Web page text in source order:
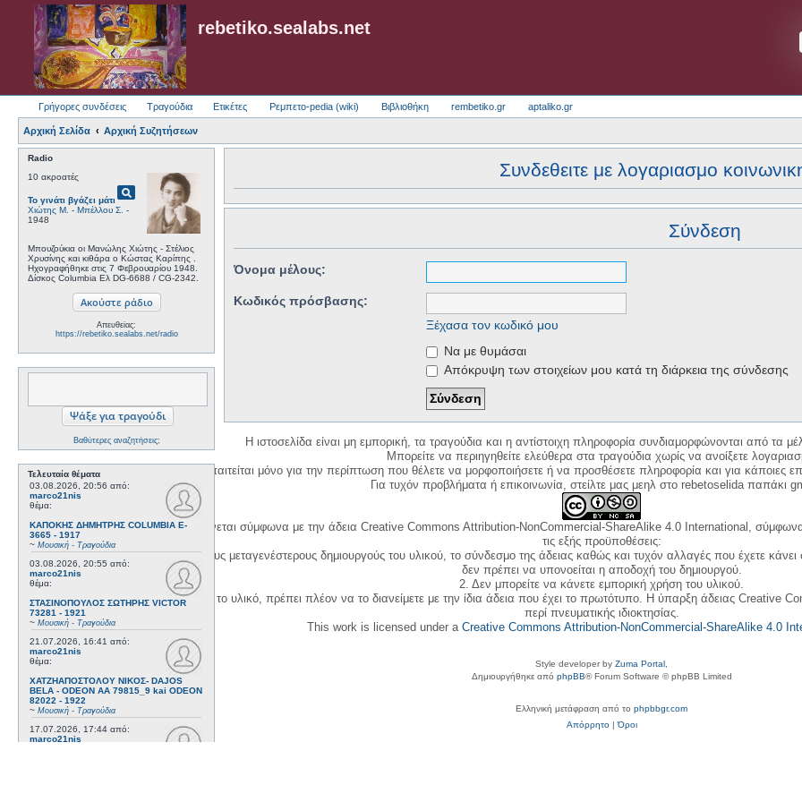
rebetiko.sealabs.net
Γρήγορες συνδέσεις Τραγούδια Ετικέτες Ρεμπετο-pedia (wiki) Βιβλιοθήκη rembetiko.gr aptaliko.gr
Αρχική Σελίδα Αρχική Συζητήσεων
Radio
10 ακροατές
Το γινάτι βγάζει μάτι pageview
Χιώτης Μ. - Μπέλλου Σ. -
1948
Μπουζούκια οι Μανώλης Χιώτης - Στέλιος
Χρυσίνης και κιθάρα ο Κώστας Καρίπης .
Ηχογραφήθηκε στις 7 Φεβρουαρίου 1948.
Δίσκος Columbia Ελ DG-6688 / CG-2342.
Απευθείας:
https://rebetiko.sealabs.net/radio
Βαθύτερες αναζητήσεις;
Τελευταία θέματα
03.08.2026, 20:56 από:
marco21nis
θέμα:
ΚΑΠΟΚΗΣ ΔΗΜΗΤΡΗΣ COLUMBIA E-
3665 - 1917
~ Μουσική - Τραγούδια
03.08.2026, 20:55 από:
marco21nis
θέμα:
ΣΤΑΣΙΝΟΠΟΥΛΟΣ ΣΩΤΗΡΗΣ VICTOR
73281 - 1921
~ Μουσική - Τραγούδια
21.07.2026, 16:41 από:
marco21nis
θέμα:
ΧΑΤΖΗΑΠΟΣΤΟΛΟΥ ΝΙΚΟΣ- DAJOS
BELA - ODEON AA 79815_9 kai ODEON
82022 - 1922
~ Μουσική - Τραγούδια
17.07.2026, 17:44 από:
marco21nis
Συνδεθειτε με λογαριασμο
Σύνδεση
Όνομα μέλους:
Κωδικός πρόσβασης:
Ξέχασα τον κωδικό μου
Να με θυμάσαι
Απόκρυψη των στοιχείων μου κατά τη διάρκεια της σύνδεσης
Η ιστοσελίδα είναι μη εμπορική, τα τραγούδια και η αντίστοιχη πληροφορία συνδιαμορφώνονται από τα
Μπορείτε να περιηγηθείτε ελεύθερα στα τραγούδια χωρίς να ανοίξετε
Η δημιουργία λογαριασμού απαιτείται μόνο για την περίπτωση που θέλετε να μορφοποιήσετε ή να προσθέσετε πληροφορία και για κάποιες
Για τυχόν προβλήματα ή επικοινωνία, στείλτε μας μεηλ στο rebetoselida παπάκι
Η χρήση του υλικού της σελίδας γίνεται σύμφωνα με την άδεια Creative Commons Attribution-NonCommercial-ShareAlike 4.0 International, σύμφωνα
τις εξής προϋποθέσεις:
1. Να αναφέρετε τον αρχικό και τους μεταγενέστερους δημιουργούς του υλικού, το σύνδεσμο της άδειας καθώς και τυχόν αλλαγές που έχετε
δεν πρέπει να υπονοείται η αποδοχή του δημιουργού.
2. Δεν μπορείτε να κάνετε εμπορική χρήση του υλικού.
3. Αν διασκευάσετε με κάθε τρόπο το υλικό, πρέπει πλέον να το διανείμετε με την ίδια άδεια που έχει το πρωτότυπο. Η ύπαρξη άδειας Creative
περί πνευματικής ιδιοκτησίας.
This work is licensed under a Creative Commons Attribution-NonCommercial-ShareAlike 4.0
Style developer by Zuma Portal
Δημιουργήθηκε από phpBB® Forum Software © phpBB Limited
Ελληνική μετάφραση από το phpbbgr.com
Απόρρητο|Όροι